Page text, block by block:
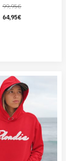
99,95€
64,95€